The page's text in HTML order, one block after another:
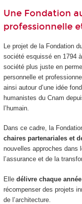
Une Fondation
professionnelle
Le projet de la Fondation
société esquissé en 1794 à
société plus juste en
personnelle et
ainsi autour d’une idée
humanistes du Cnam
l’humain.
Dans ce cadre, la
chaires partenariales et
nouvelles approches dans
l’assurance et de la
Elle délivre chaque
récompenser des projets
de l’architecture.